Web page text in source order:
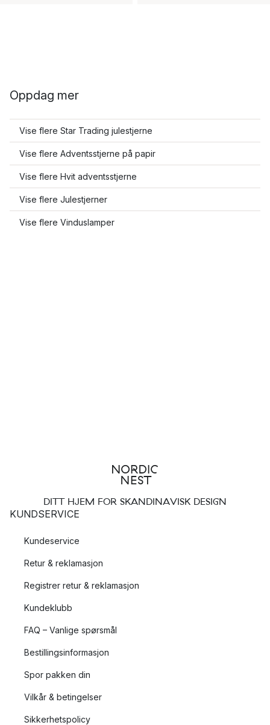
Oppdag mer
Vise flere Star Trading julestjerne
Vise flere Adventsstjerne på papir
Vise flere Hvit adventsstjerne
Vise flere Julestjerner
Vise flere Vinduslamper
DITT HJEM FOR SKANDINAVISK DESIGN
KUNDSERVICE
Kundeservice
Retur & reklamasjon
Registrer retur & reklamasjon
Kundeklubb
FAQ – Vanlige spørsmål
Bestillingsinformasjon
Spor pakken din
Vilkår & betingelser
Sikkerhetspolicy